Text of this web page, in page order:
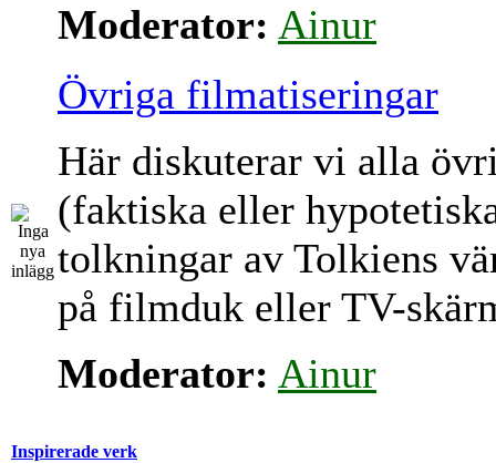
Moderator: Ainur
Övriga filmatiseringar
Här diskuterar vi alla
(faktiska eller
tolkningar av Tolkiens
på filmduk eller TV-
Moderator: Ainur
Inspirerade verk